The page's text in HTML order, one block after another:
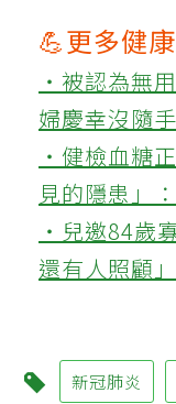
💪更多健
‧被認為無
婦慶幸沒隨
‧健檢血糖
見的隱患」
‧兒邀84歲
還有人照顧
新冠肺炎